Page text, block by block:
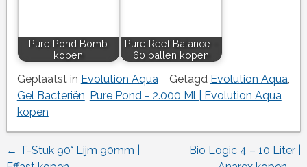
Pure Pond Bomb
kopen
Pure Reef Balance -
60 ballen kopen
Geplaatst in Evolution Aqua Getagd Evolution Aqua,
Gel Bacteriën, Pure Pond - 2.000 Ml | Evolution Aqua
kopen
Berichtnavigatie
← T-Stuk 90° Lijm 90mm |
Bio Logic 4 – 10 Liter |